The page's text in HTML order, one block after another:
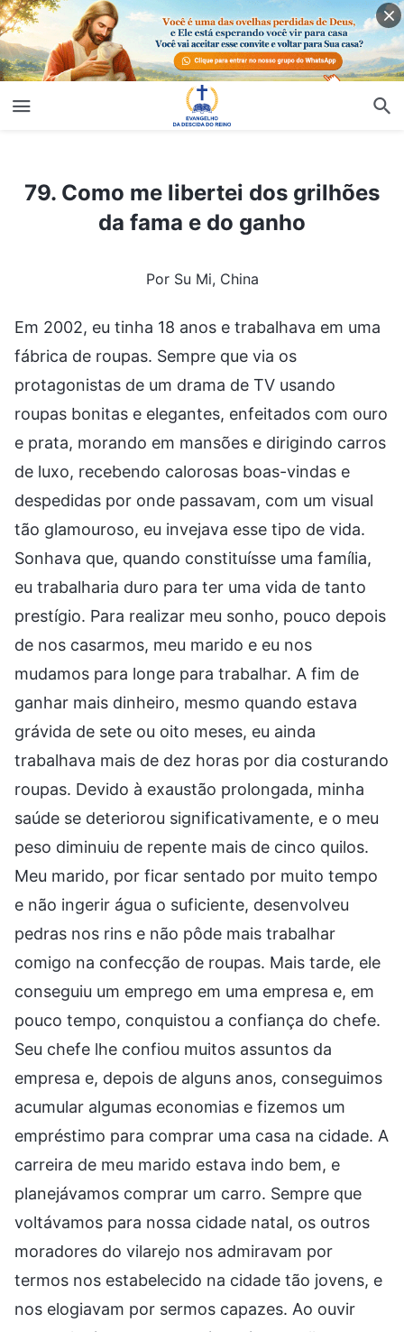
79. Como me libertei dos grilhões da fama e do ganho
79. Como me libertei dos grilhões
da fama e do ganho
Por Su Mi, China
Em 2002, eu tinha 18 anos e trabalhava em uma
fábrica de roupas. Sempre que via os
protagonistas de um drama de TV usando
roupas bonitas e elegantes, enfeitados com ouro
e prata, morando em mansões e dirigindo carros
de luxo, recebendo calorosas boas-vindas e
despedidas por onde passavam, com um visual
tão glamouroso, eu invejava esse tipo de vida.
Sonhava que, quando constituísse uma família,
eu trabalharia duro para ter uma vida de tanto
prestígio. Para realizar meu sonho, pouco depois
de nos casarmos, meu marido e eu nos
mudamos para longe para trabalhar. A fim de
ganhar mais dinheiro, mesmo quando estava
grávida de sete ou oito meses, eu ainda
trabalhava mais de dez horas por dia costurando
roupas. Devido à exaustão prolongada, minha
saúde se deteriorou significativamente, e o meu
peso diminuiu de repente mais de cinco quilos.
Meu marido, por ficar sentado por muito tempo
e não ingerir água o suficiente, desenvolveu
pedras nos rins e não pôde mais trabalhar
comigo na confecção de roupas. Mais tarde, ele
conseguiu um emprego em uma empresa e, em
pouco tempo, conquistou a confiança do chefe.
Seu chefe lhe confiou muitos assuntos da
empresa e, depois de alguns anos, conseguimos
acumular algumas economias e fizemos um
empréstimo para comprar uma casa na cidade. A
carreira de meu marido estava indo bem, e
planejávamos comprar um carro. Sempre que
voltávamos para nossa cidade natal, os outros
moradores do vilarejo nos admiravam por
termos nos estabelecido na cidade tão jovens, e
nos elogiavam por sermos capazes. Ao ouvir